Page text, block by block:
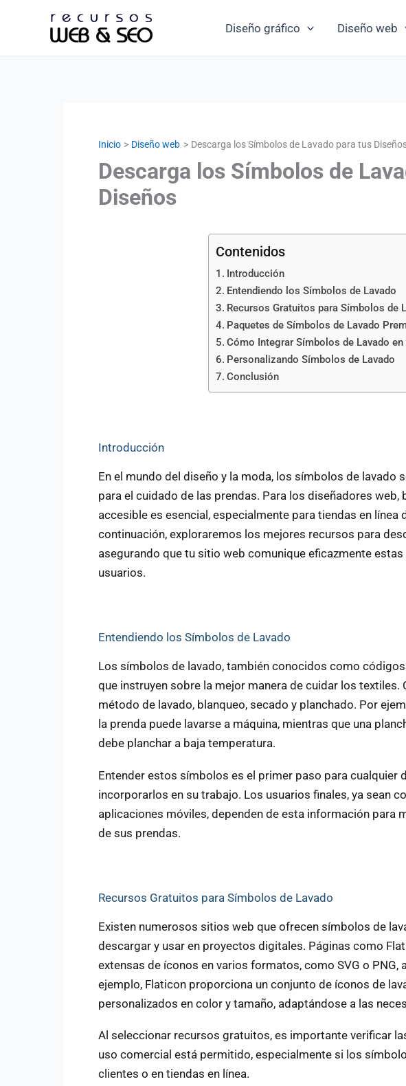
Diseño gráfico Diseño web
Inicio Diseño web Descarga los Símbolos de Lavado para tus
Descarga los Símbolos de
Diseños
Contenidos
Introducción
Entendiendo los Símbolos de Lavado
Recursos Gratuitos para Símbolos de
Paquetes de Símbolos de Lavado
Cómo Integrar Símbolos de Lavado
Personalizando Símbolos de Lavado
Conclusión
Introducción
En el mundo del diseño y la moda, los símbolos de lavado
para el cuidado de las prendas. Para los diseñadores
accesible es esencial, especialmente para tiendas en línea
continuación, exploraremos los mejores recursos para
asegurando que tu sitio web comunique eficazmente
usuarios.
Entendiendo los Símbolos de Lavado
Los símbolos de lavado, también conocidos como
que instruyen sobre la mejor manera de cuidar los
método de lavado, blanqueo, secado y planchado. Por
la prenda puede lavarse a máquina, mientras que una
debe planchar a baja temperatura.
Entender estos símbolos es el primer paso para cualquier
incorporarlos en su trabajo. Los usuarios finales, ya sean
aplicaciones móviles, dependen de esta información para
de sus prendas.
Recursos Gratuitos para Símbolos de Lavado
Existen numerosos sitios web que ofrecen símbolos de
descargar y usar en proyectos digitales. Páginas como
extensas de íconos en varios formatos, como SVG o PNG,
ejemplo, Flaticon proporciona un conjunto de íconos de
personalizados en color y tamaño, adaptándose a las
Al seleccionar recursos gratuitos, es importante verificar
uso comercial está permitido, especialmente si los
clientes o en tiendas en línea.